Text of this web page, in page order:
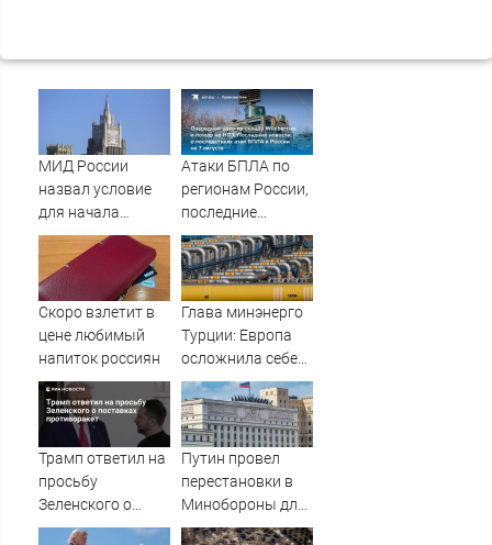
МИД России
назвал условие
для начала
переговоров о
мире с Украиной
Атаки БПЛА по
регионам России,
последние
новости на 7
августа 2026:
последствия,
атаки на склады
Wildberries,
Скоро взлетит в
цене любимый
напиток россиян
Глава минэнерго
Турции: Европа
осложнила себе
жизнь отказом от
российского газа
Трамп ответил на
просьбу
Зеленского о
поставках
Путин провел
перестановки в
Минобороны для
улучшения